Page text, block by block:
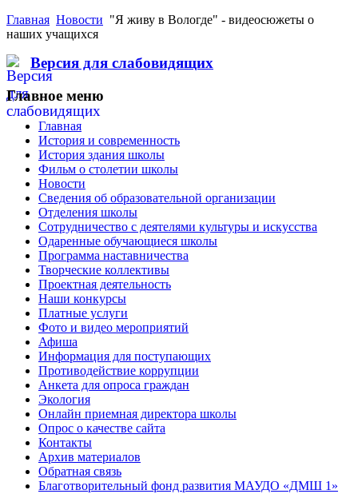
Главная Новости "Я живу в Вологде" - видеосюжеты о
наших учащихся
Версия для слабовидящих
Главное меню
Главная
История и современность
История здания школы
Фильм о столетии школы
Новости
Сведения об образовательной организации
Отделения школы
Сотрудничество с деятелями культуры и искусства
Одаренные обучающиеся школы
Программа наставничества
Творческие коллективы
Проектная деятельность
Наши конкурсы
Платные услуги
Фото и видео мероприятий
Афиша
Информация для поступающих
Противодействие коррупции
Анкета для опроса граждан
Экология
Онлайн приемная директора школы
Опрос о качестве сайта
Контакты
Архив материалов
Обратная связь
Благотворительный фонд развития МАУДО «ДМШ 1»